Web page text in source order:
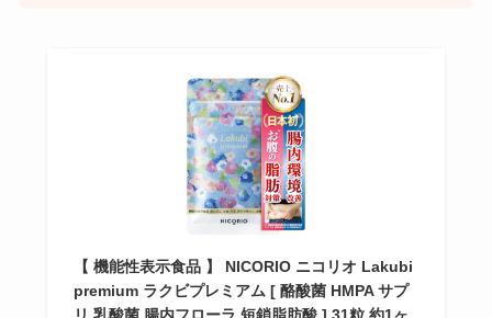
【 機能性表示食品 】 NICORIO ニコリオ Lakubi
premium ラクビプレミアム [ 酪酸菌 HMPA サプ